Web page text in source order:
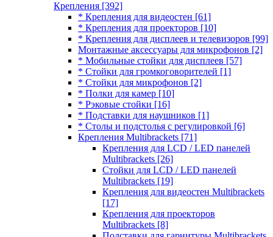
Крепления [392]
* Крепления для видеостен [61]
* Крепления для проекторов [10]
* Крепления для дисплеев и телевизоров [99]
Монтажные аксессуары для микрофонов [2]
* Мобильные стойки для дисплеев [57]
* Стойки для громкоговорителей [1]
* Стойки для микрофонов [2]
* Полки для камер [10]
* Рэковые стойки [16]
* Подставки для наушников [1]
* Столы и подстолья с регулировкой [6]
Крепления Multibrackets [71]
Крепления для LCD / LED панелей
Multibrackets [26]
Стойки для LCD / LED панелей
Multibrackets [19]
Крепления для видеостен Multibrackets
[17]
Крепления для проекторов
Multibrackets [8]